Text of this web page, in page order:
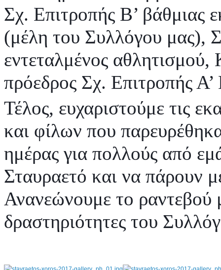
Σχ. Επιτροπής Β’ βάθμιας
(μέλη του Συλλόγου μας),
εντεταλμένος
πρόεδρος Σχ. Επιτροπής
Τέλος, ευχαριστούμε τις
και φίλων που
ημέρας για πολλούς από
Σταυραετό και να πάρουν
Ανανεώνουμε το ραντεβού
δραστηριότητες του